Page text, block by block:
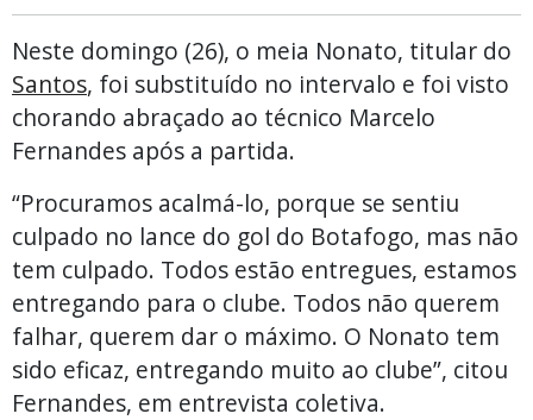
Neste domingo (26), o meia Nonato, titular do
Santos, foi substituído no intervalo e foi visto
chorando abraçado ao técnico Marcelo
Fernandes após a partida.
“Procuramos acalmá-lo, porque se sentiu
culpado no lance do gol do Botafogo, mas não
tem culpado. Todos estão entregues, estamos
entregando para o clube. Todos não querem
falhar, querem dar o máximo. O Nonato tem
sido eficaz, entregando muito ao clube”, citou
Fernandes, em entrevista coletiva.